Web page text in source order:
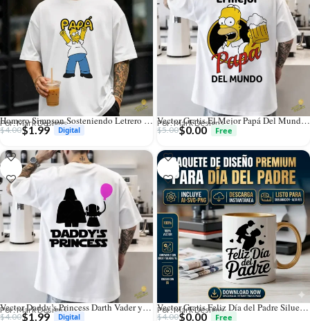
Homero Simpson Sosteniendo Letrero Papá Vector Creativo
Por: Mark Designs
$4.00$1.99
Vector Gratis El Mejor Papá Del Mundo Homero Simpson
Por: Mark Designs
$5.00$0.00
Vector Daddy’s Princess Darth Vader y Leia para Sublimación
Por: Mark Designs
$4.00$1.99
Vector Gratis Feliz Día del Padre Silueta con Niño para Sublimar
Por: Mark Designs
$4.00$0.00